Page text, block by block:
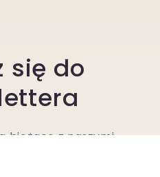
się do
bieżąco z naszymi